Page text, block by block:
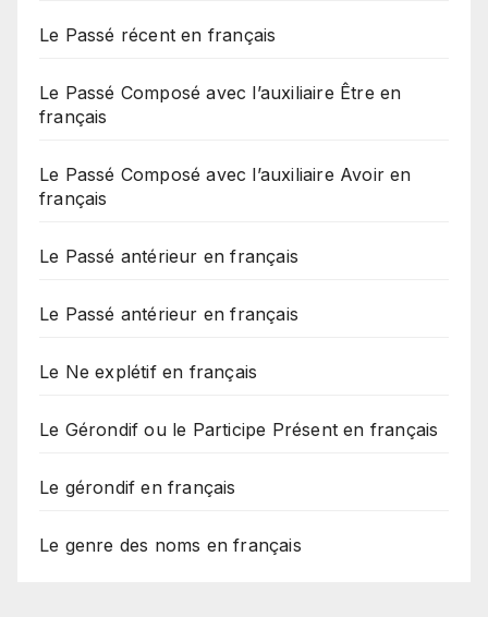
Le Passé récent en français
Le Passé Composé avec l’auxiliaire Être en
français
Le Passé Composé avec l’auxiliaire Avoir en
français
Le Passé antérieur en français
Le Passé antérieur en français
Le Ne explétif en français
Le Gérondif ou le Participe Présent en français
Le gérondif en français
Le genre des noms en français